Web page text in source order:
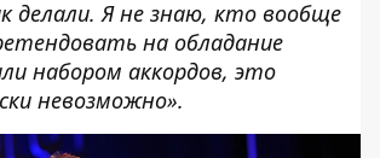
делали. Я не знаю, кто вообще
на обладание
набором аккордов, это
невозможно».